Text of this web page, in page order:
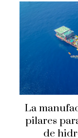
La
pilares
de